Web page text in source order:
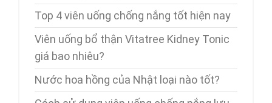
Top 4 viên uống chống nắng tốt hiện nay
Viên uống bổ thận Vitatree Kidney Tonic
giá bao nhiêu?
Nước hoa hồng của Nhật loại nào tốt?